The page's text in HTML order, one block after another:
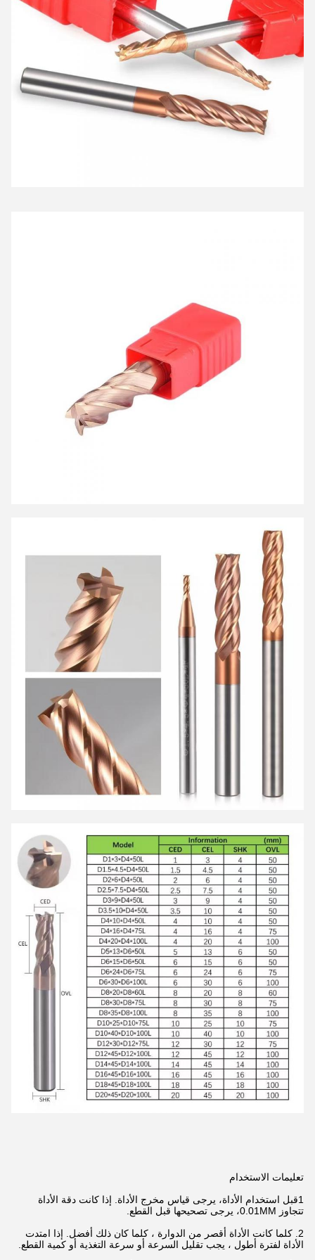
تعليمات الاستخدام
1قبل استخدام الأداة، يرجى قياس مخرج الأداة. إذا كانت دقة الأداة
تتجاوز 0.01MM، يرجى تصحيحها قبل القطع.
2. كلما كانت الأداة أقصر من الدوارة ، كلما كان ذلك أفضل. إذا امتدت
الأداة لفترة أطول ، يجب تقليل السرعة أو سرعة التغذية أو كمية القطع.